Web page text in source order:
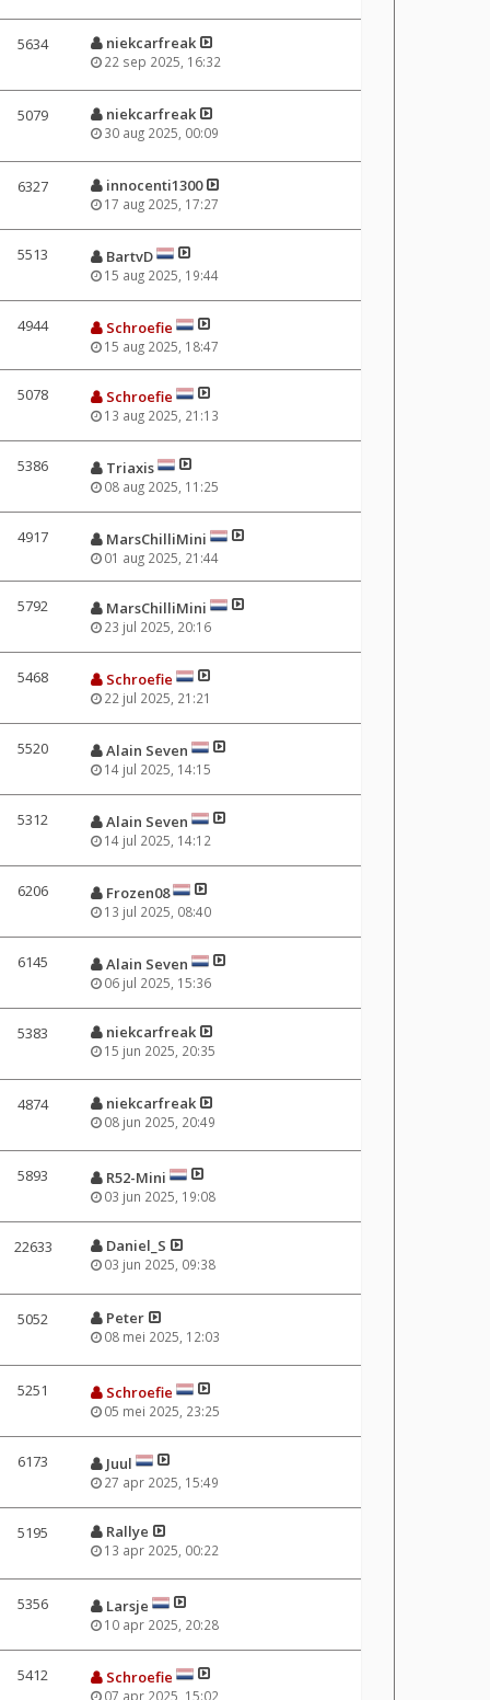
5634 niekcarfreak
22 sep 2025, 16:32
5079 niekcarfreak
30 aug 2025, 00:09
6327 innocenti1300
17 aug 2025, 17:27
5513 BartvD
15 aug 2025, 19:44
4944 Schroefie
15 aug 2025, 18:47
5078 Schroefie
13 aug 2025, 21:13
5386 Triaxis
08 aug 2025, 11:25
4917 MarsChilliMini
01 aug 2025, 21:44
5792 MarsChilliMini
23 jul 2025, 20:16
5468 Schroefie
22 jul 2025, 21:21
5520 Alain Seven
14 jul 2025, 14:15
5312 Alain Seven
14 jul 2025, 14:12
6206 Frozen08
13 jul 2025, 08:40
6145 Alain Seven
06 jul 2025, 15:36
5383 niekcarfreak
15 jun 2025, 20:35
4874 niekcarfreak
08 jun 2025, 20:49
5893 R52-Mini
03 jun 2025, 19:08
22633 Daniel_S
03 jun 2025, 09:38
5052 Peter
08 mei 2025, 12:03
5251 Schroefie
05 mei 2025, 23:25
6173 Juul
27 apr 2025, 15:49
5195 Rallye
13 apr 2025, 00:22
5356 Larsje
10 apr 2025, 20:28
5412 Schroefie
07 apr 2025, 15:02